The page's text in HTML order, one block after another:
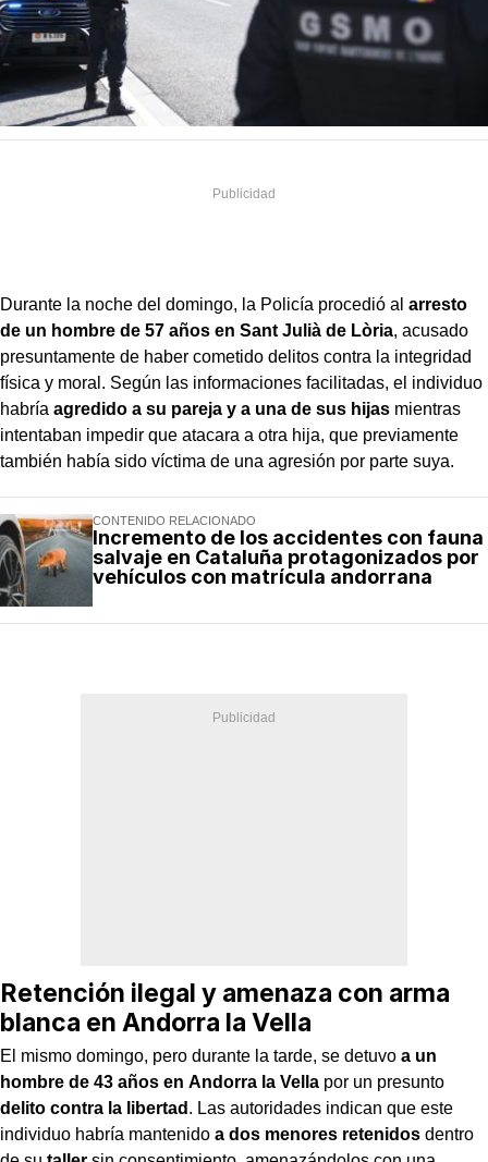
Durante la noche del domingo, la Policía procedió al arresto
de un hombre de 57 años en Sant Julià de Lòria, acusado
presuntamente de haber cometido delitos contra la integridad
física y moral. Según las informaciones facilitadas, el individuo
habría agredido a su pareja y a una de sus hijas mientras
intentaban impedir que atacara a otra hija, que previamente
también había sido víctima de una agresión por parte suya.
CONTENIDO RELACIONADO
Incremento de los accidentes con fauna
salvaje en Cataluña protagonizados por
vehículos con matrícula andorrana
Retención ilegal y amenaza con arma
blanca en Andorra la Vella
El mismo domingo, pero durante la tarde, se detuvo a un
hombre de 43 años en Andorra la Vella por un presunto
delito contra la libertad . Las autoridades indican que este
individuo habría mantenido a dos menores retenidos dentro